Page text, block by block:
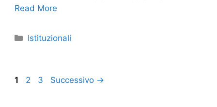
Read More
Categorie
Istituzionali
Pagina
1 Pagina
2 Pagina
3 Successivo →